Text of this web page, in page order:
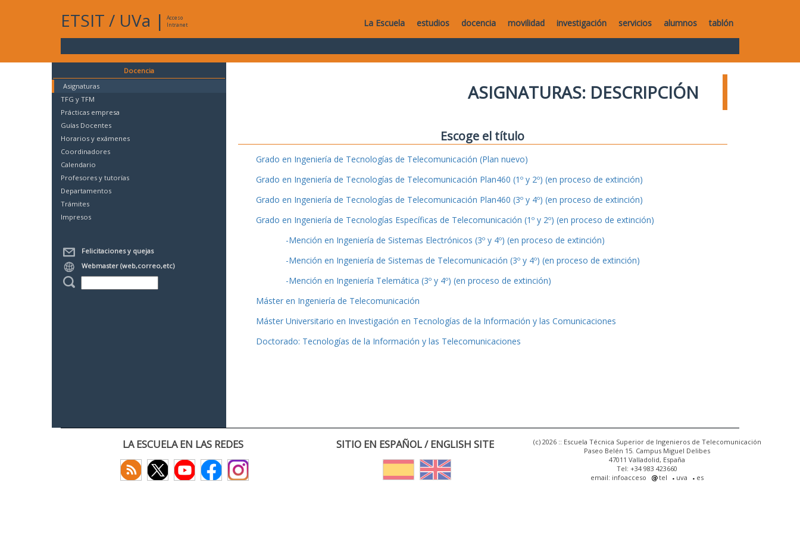
ETSIT / UVa |
Acceso
Intranet
La Escuela estudios docencia movilidad investigación servicios alumnos tablón
Docencia
Asignaturas
TFG y TFM
Prácticas empresa
Guías Docentes
Horarios y exámenes
Coordinadores
Calendario
Profesores y tutorías
Departamentos
Trámites
Impresos
Felicitaciones y quejas
Webmaster (web,correo,etc)
ASIGNATURAS: DESCRIPCIÓN
Escoge el título
Grado en Ingeniería de Tecnologías de Telecomunicación (Plan nuevo)
Grado en Ingeniería de Tecnologías de Telecomunicación Plan460 (1º y 2º) (en proceso de extinción)
Grado en Ingeniería de Tecnologías de Telecomunicación Plan460 (3º y 4º) (en proceso de extinción)
Grado en Ingeniería de Tecnologías Específicas de Telecomunicación (1º y 2º) (en proceso de extinción)
-Mención en Ingeniería de Sistemas Electrónicos (3º y 4º) (en proceso de extinción)
-Mención en Ingeniería de Sistemas de Telecomunicación (3º y 4º) (en proceso de extinción)
-Mención en Ingeniería Telemática (3º y 4º) (en proceso de extinción)
Máster en Ingeniería de Telecomunicación
Máster Universitario en Investigación en Tecnologías de la Información y las Comunicaciones
Doctorado: Tecnologías de la Información y las Telecomunicaciones
LA ESCUELA EN LAS REDES SITIO EN ESPAÑOL / ENGLISH SITE
(c) 2026 :: Escuela Técnica Superior de Ingenieros de Telecomunicación
Paseo Belén 15. Campus Miguel Delibes
47011 Valladolid, España
Tel: +34 983 423660
email: infoacceso
tel uva es